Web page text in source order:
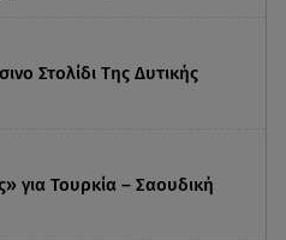
Στολίδι Της Δυτικής
για Τουρκία – Σαουδική